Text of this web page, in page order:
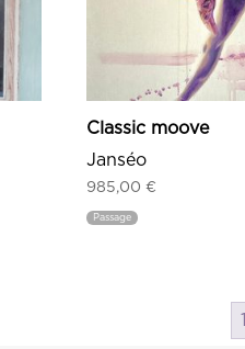
Classic moove
Janséo
985,00€
Passage
1